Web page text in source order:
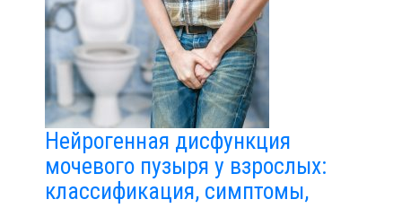
Нейрогенная дисфункция
мочевого пузыря у взрослых:
классификация, симптомы,